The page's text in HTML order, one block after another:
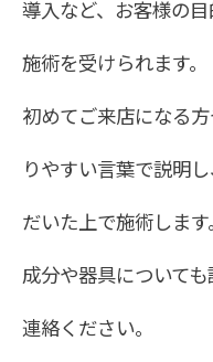
導入など、お客様の
施術を受けられます。
初めてご来店になる
りやすい言葉で説明
だいた上で施術します。
成分や器具について
連絡ください。